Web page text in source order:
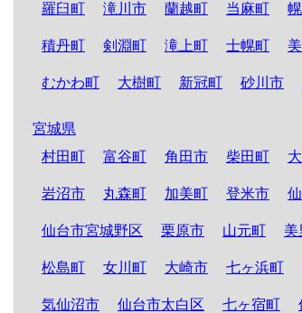
羅臼町 滝川市 蘭越町 当麻町
積丹町 剣淵町 滝上町 士幌町
むかわ町 大樹町 新冠町 砂川市
宮城県
村田町
富谷町 角田市 柴田町
岩沼市 丸森町 加美町 登米市
仙台市宮城野区 栗原市 山元町 美
松島町 女川町 大崎市 七ヶ浜町
気仙沼市 仙台市太白区 七ヶ宿町